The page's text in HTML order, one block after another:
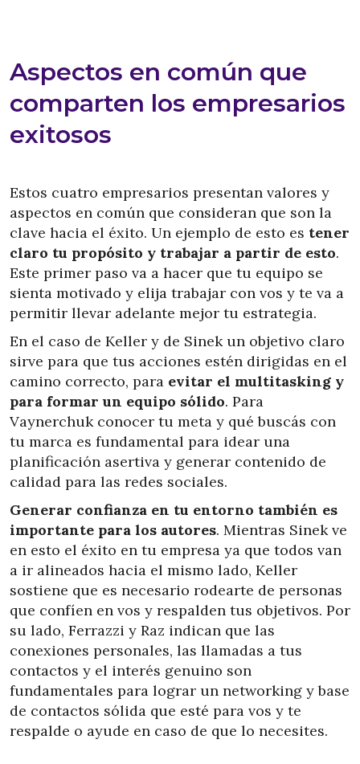
Aspectos en común que
comparten los empresarios
exitosos
Estos cuatro empresarios presentan valores y
aspectos en común que consideran que son la
clave hacia el éxito. Un ejemplo de esto es tener
claro tu propósito y trabajar a partir de esto.
Este primer paso va a hacer que tu equipo se
sienta motivado y elija trabajar con vos y te va a
permitir llevar adelante mejor tu estrategia.
En el caso de Keller y de Sinek un objetivo claro
sirve para que tus acciones estén dirigidas en el
camino correcto, para evitar el multitasking y
para formar un equipo sólido. Para
Vaynerchuk conocer tu meta y qué buscás con
tu marca es fundamental para idear una
planificación asertiva y generar contenido de
calidad para las redes sociales.
Generar confianza en tu entorno también es
importante para los autores. Mientras Sinek ve
en esto el éxito en tu empresa ya que todos van
a ir alineados hacia el mismo lado, Keller
sostiene que es necesario rodearte de personas
que confíen en vos y respalden tus objetivos. Por
su lado, Ferrazzi y Raz indican que las
conexiones personales, las llamadas a tus
contactos y el interés genuino son
fundamentales para lograr un networking y base
de contactos sólida que esté para vos y te
respalde o ayude en caso de que lo necesites.